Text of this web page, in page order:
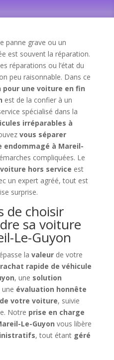
panne grave ou un
est souvent la réparation.
réparations ou l’état du
peu raisonnable. Dans ce
une voiture en fin
est de la confier à un
spécialisé dans la
irréparables à
vous séparer
endommagé à Mareil-
compliquées. Le
hors service est
un expert agréé, tout est
surprise.
de choisir
sa voiture
Le-Guyon
la valeurde votre
rachat rapide de véhicule
, une solution
évaluation honnête
votre voiture, suivie
Notre prise en charge
Le-Guyon vous libère
, tout étant géré